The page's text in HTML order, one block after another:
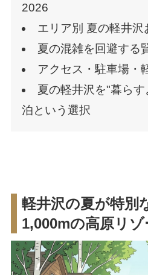
2026
エリア別 夏の軽井沢
夏の混雑を回避する
アクセス・駐車場・
夏の軽井沢を"暮ら
泊という選択
軽井沢の夏が特別
1,000mの高原リ